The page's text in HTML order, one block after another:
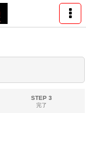
STEP 3
完了